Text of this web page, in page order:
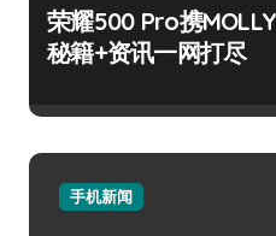
荣耀500 Pro携
秘籍+资讯一网打尽
手机新闻